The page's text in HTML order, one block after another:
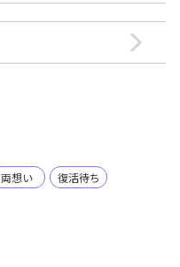
両想い 復活待ち